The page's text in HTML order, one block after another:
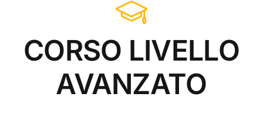
CORSO LIVELLO
AVANZATO